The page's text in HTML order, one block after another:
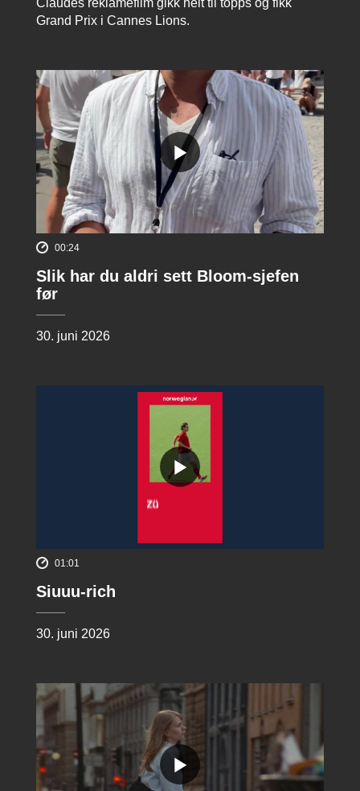
Claudes reklamefilm gikk helt til topps og fikk
Grand Prix i Cannes Lions.
00:24
Slik har du aldri sett Bloom-sjefen
før
30. juni 2026
01:01
Siuuu-rich
30. juni 2026